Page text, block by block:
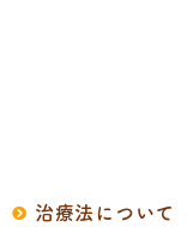
治療法について